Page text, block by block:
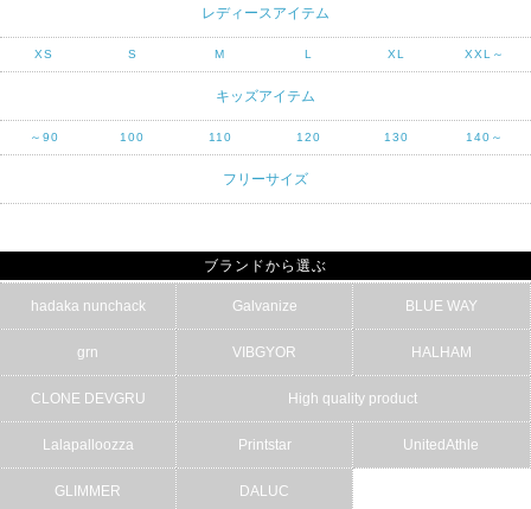
レディースアイテム
XS S M L XL XXL～
キッズアイテム
～90 100 110 120 130 140～
フリーサイズ
ブランドから選ぶ
hadaka nunchack Galvanize BLUE WAY
grn VIBGYOR HALHAM
CLONE DEVGRU High quality product
Lalapalloozza Printstar UnitedAthle
GLIMMER DALUC